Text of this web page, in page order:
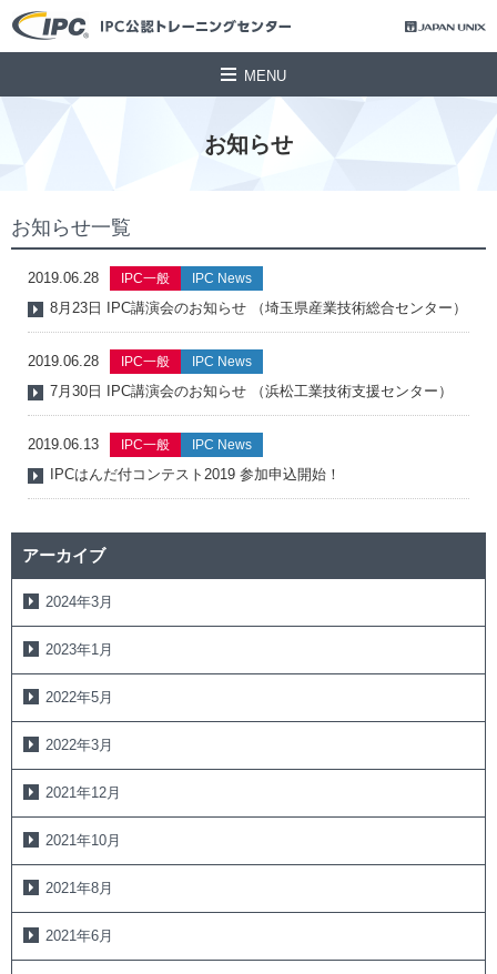
MENU
お知らせ
お知らせ一覧
2019.06.28 IPC一般 IPC News
8月23日 IPC講演会のお知らせ （埼玉県産業技術総合センター）
2019.06.28 IPC一般 IPC News
7月30日 IPC講演会のお知らせ （浜松工業技術支援センター）
2019.06.13 IPC一般 IPC News
IPCはんだ付コンテスト2019 参加申込開始！
アーカイブ
2024年3月
2023年1月
2022年5月
2022年3月
2021年12月
2021年10月
2021年8月
2021年6月